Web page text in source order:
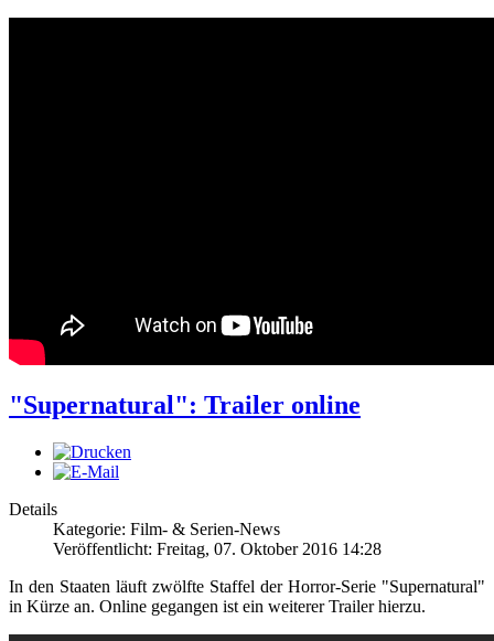
"Supernatural": Trailer online
Details
Kategorie: Film- & Serien-News
Veröffentlicht: Freitag, 07. Oktober 2016 14:28
In den Staaten läuft zwölfte Staffel der Horror-Serie "Supernatural"
in Kürze an. Online gegangen ist ein weiterer Trailer hierzu.